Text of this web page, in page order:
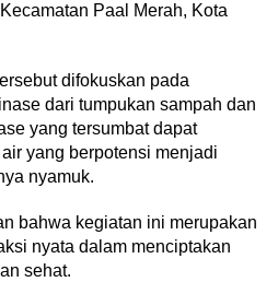
Paal Merah, Kota
difokuskan pada
dari tumpukan sampah dan
yang tersumbat dapat
yang berpotensi menjadi
nyamuk.
bahwa kegiatan ini merupakan
nyata dalam menciptakan
sehat.